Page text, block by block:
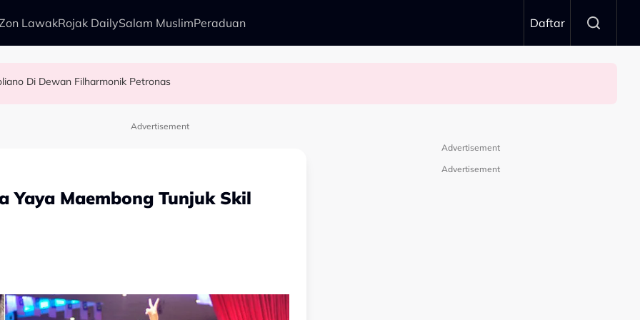
LawakRojak DailySalam MuslimPeraduan Daftar
Bawa Watak Jahat - “Tak Semestinya Hero Saja Menyerlah…”
Di Dewan Filharmonik Petronas
- Ezzanie Jasny
Advertisement
Yaya Maembong Tunjuk Skil
Advertisement
Advertisement